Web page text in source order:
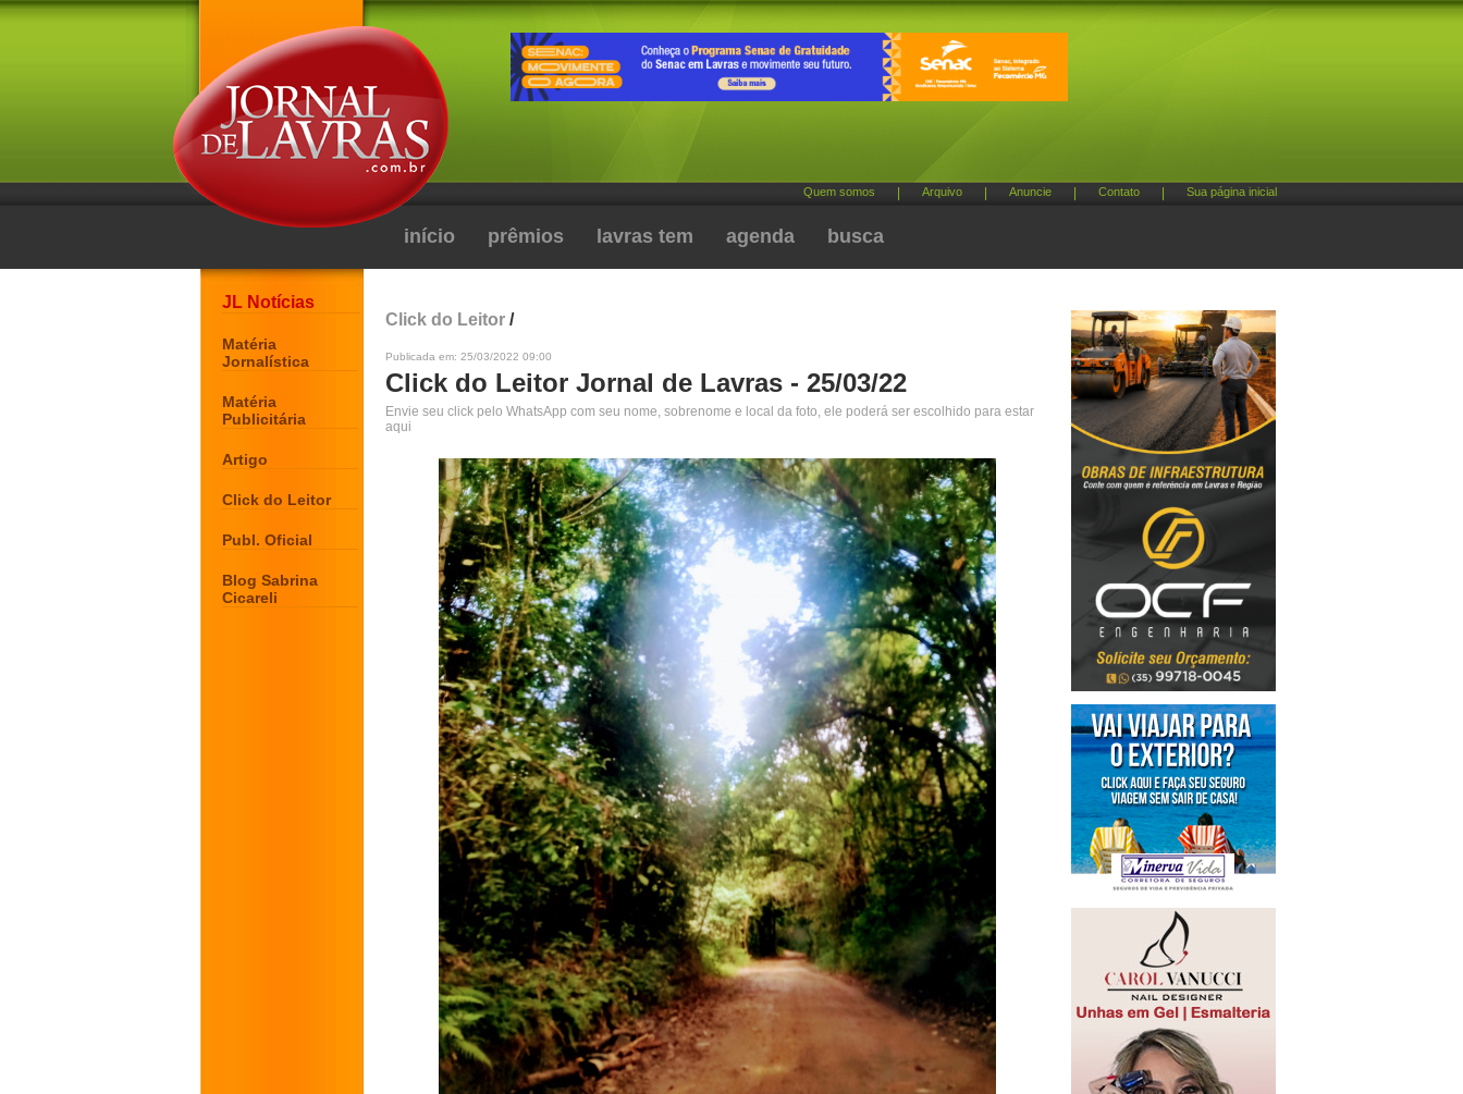
Quem somos Arquivo Anuncie Contato Sua página inicial
início prêmios lavras tem agenda busca
JL Notícias
Matéria
Jornalística
Matéria
Publicitária
Artigo
Click do Leitor
Publ. Oficial
Blog Sabrina
Cicareli
Click do Leitor /
Publicada em: 25/03/2022 09:00
Click do Leitor Jornal de Lavras - 25/03/22
Envie seu click pelo WhatsApp com seu nome, sobrenome e local da foto, ele poderá ser escolhido para estar
aqui